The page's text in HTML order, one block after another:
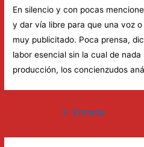
En silencio y con pocas
y dar vía libre para que una voz
muy publicitado. Poca prensa,
labor esencial sin la cual de
producción, los concienzudos
Navegación
entradas
← Entrada